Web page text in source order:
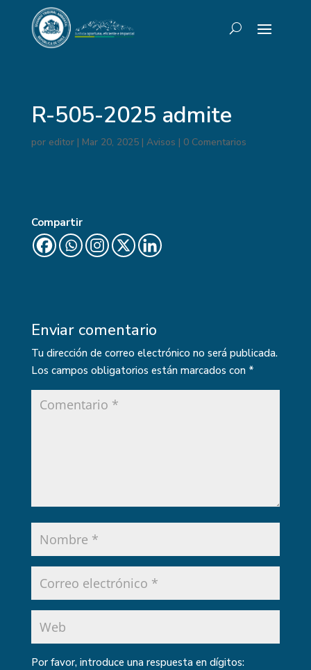
R-505-2025 admite
por editor| Mar 20, 2025| Avisos | 0 Comentarios
Compartir
Enviar comentario
Tu dirección de correo electrónico no será publicada.
Los campos obligatorios están marcados con *
Por favor, introduce una respuesta en dígitos: